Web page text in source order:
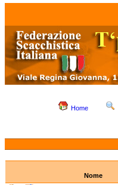
Home
Nome